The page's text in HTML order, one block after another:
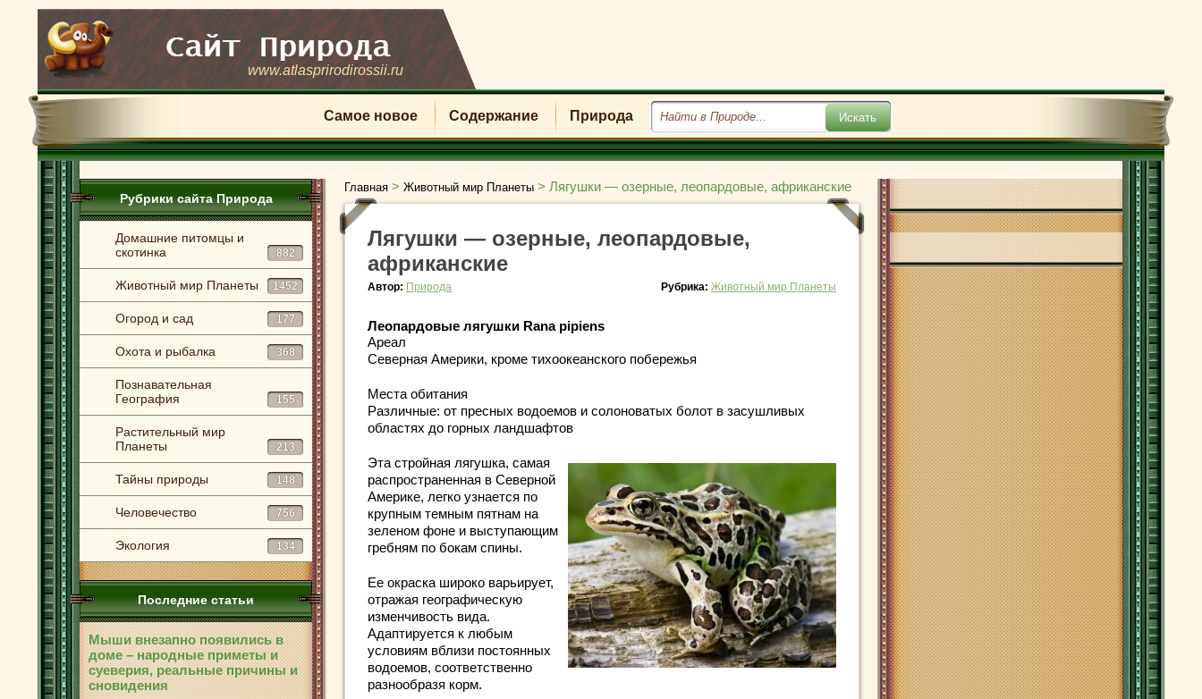
www.atlasprirodirossii.ru
Самое новое Содержание Природа
Рубрики сайта Природа
Домашние питомцы и
скотинка
882
Животный мир Планеты 1452
Огород и сад 177
Охота и рыбалка 368
Познавательная
География
155
Растительный мир
Планеты
213
Тайны природы 148
Человечество 756
Экология 134
Последние статьи
Мыши внезапно появились в
доме – народные приметы и
суеверия, реальные причины и
сновидения
Главная > Животный мир Планеты > Лягушки — озерные, леопардовые, африканские
Лягушки — озерные, леопардовые,
африканские
Автор: Природа Рубрика: Животный мир Планеты
Леопардовые лягушки Rana pipiens
Ареал
Северная Америки, кроме тихоокеанского побережья
Места обитания
Различные: от пресных водоемов и солоноватых болот в засушливых
областях до горных ландшафтов
Эта стройная лягушка, самая
распространенная в Северной
Америке, легко узнается по
крупным темным пятнам на
зеленом фоне и выступающим
гребням по бокам спины.
Ее окраска широко варьирует,
отражая географическую
изменчивость вида.
Адаптируется к любым
условиям вблизи постоянных
водоемов, соответственно
разнообразя корм.